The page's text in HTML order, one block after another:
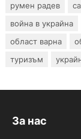
румен радев
война в украйна
област варна
туризъм
За нас